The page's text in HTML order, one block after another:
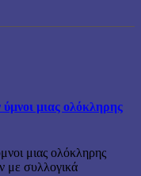
ύμνοι μιας ολόκληρης
μιας ολόκληρης
με συλλογικά